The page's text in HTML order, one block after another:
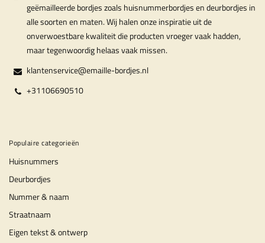
geëmailleerde bordjes zoals huisnummerbordjes en deurbordjes in
alle soorten en maten. Wij halen onze inspiratie uit de
onverwoestbare kwaliteit die producten vroeger vaak hadden,
maar tegenwoordig helaas vaak missen.
klantenservice@emaille-bordjes.nl
+31106690510
Populaire categorieën
Huisnummers
Deurbordjes
Nummer & naam
Straatnaam
Eigen tekst & ontwerp